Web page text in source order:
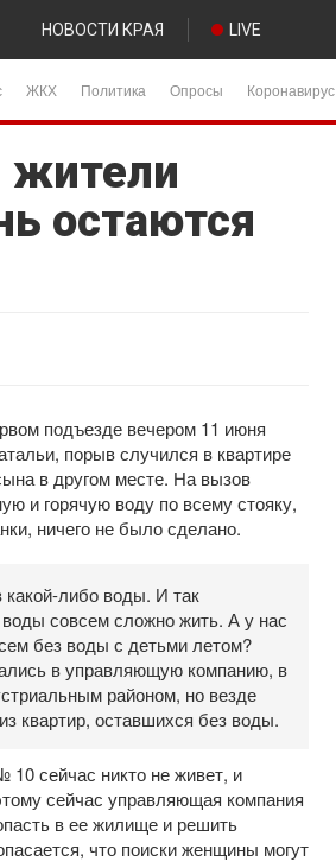
НОВОСТИ КРАЯ LIVE
ЖКХ Политика Опросы Коронавирус
жители
остаются
подъезде вечером 11 июня
порыв случился в квартире
в другом месте. На вызов
и горячую воду по всему стояку,
ничего не было сделано.
какой-либо воды. И так
совсем сложно жить. А у нас
без воды с детьми летом?
в управляющую компанию, в
районом, но везде
квартир, оставшихся без воды.
сейчас никто не живет, и
сейчас управляющая компания
в ее жилище и решить
что поиски женщины могут